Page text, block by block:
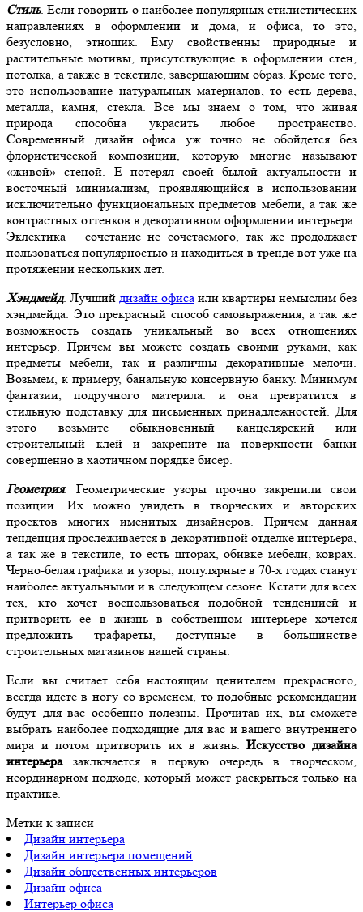
Стиль. Если говорить о наиболее популярных стилистических
направлениях в оформлении и дома, и офиса, то это,
безусловно, этношик. Ему свойственны природные и
растительные мотивы, присутствующие в оформлении стен,
потолка, а также в текстиле, завершающим образ. Кроме того,
это использование натуральных материалов, то есть дерева,
металла, камня, стекла. Все мы знаем о том, что живая
природа способна украсить любое пространство.
Современный дизайн офиса уж точно не обойдется без
флористической композиции, которую многие называют
«живой» стеной. Е потерял своей былой актуальности и
восточный минимализм, проявляющийся в использовании
исключительно функциональных предметов мебели, а так же
контрастных оттенков в декоративном оформлении интерьера.
Эклектика – сочетание не сочетаемого, так же продолжает
пользоваться популярностью и находиться в тренде вот уже на
протяжении нескольких лет.
Хэндмейд. Лучший дизайн офиса или квартиры немыслим без
хэндмейда. Это прекрасный способ самовыражения, а так же
возможность создать уникальный во всех отношениях
интерьер. Причем вы можете создать своими руками, как
предметы мебели, так и различны декоративные мелочи.
Возьмем, к примеру, банальную консервную банку. Минимум
фантазии, подручного материла. и она превратится в
стильную подставку для письменных принадлежностей. Для
этого возьмите обыкновенный канцелярский или
строительный клей и закрепите на поверхности банки
совершенно в хаотичном порядке бисер.
Геометрия. Геометрические узоры прочно закрепили свои
позиции. Их можно увидеть в творческих и авторских
проектов многих именитых дизайнеров. Причем данная
тенденция прослеживается в декоративной отделке интерьера,
а так же в текстиле, то есть шторах, обивке мебели, коврах.
Черно-белая графика и узоры, популярные в 70-х годах станут
наиболее актуальными и в следующем сезоне. Кстати для всех
тех, кто хочет воспользоваться подобной тенденцией и
притворить ее в жизнь в собственном интерьере хочется
предложить трафареты, доступные в большинстве
строительных магазинов нашей страны.
Если вы считает себя настоящим ценителем прекрасного,
всегда идете в ногу со временем, то подобные рекомендации
будут для вас особенно полезны. Прочитав их, вы сможете
выбрать наиболее подходящие для вас и вашего внутреннего
мира и потом притворить их в жизнь.Искусство дизайна
интерьеразаключается в первую очередь в творческом,
неординарном подходе, который может раскрыться только на
практике.
Метки к записи
Дизайн интерьера
Дизайн интерьера помещений
Дизайн общественных интерьеров
Дизайн офиса
Интерьер офиса